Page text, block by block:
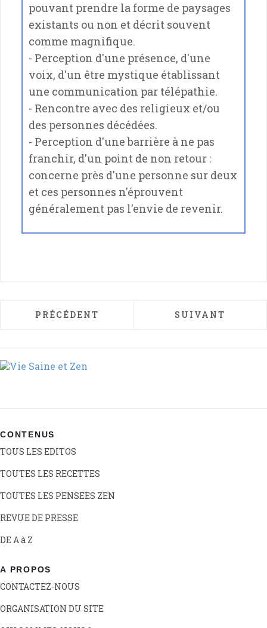
pouvant prendre la forme de paysages
existants ou non et décrit souvent
comme magnifique.
- Perception d'une présence, d'une
voix, d'un être mystique établissant
une communication par télépathie.
- Rencontre avec des religieux et/ou
des personnes décédées.
- Perception d'une barrière à ne pas
franchir, d'un point de non retour :
concerne près d'une personne sur deux
et ces personnes n'éprouvent
généralement pas l'envie de revenir.
ARTICLE PRÉCÉDENT : CYCLES DU
PRÉCÉDENT ARTICLE
SUIVANT
CONTENUS
TOUS LES EDITOS
TOUTES LES RECETTES
TOUTES LES PENSEES ZEN
REVUE DE PRESSE
DE A à Z
A PROPOS
CONTACTEZ-NOUS
ORGANISATION DU SITE